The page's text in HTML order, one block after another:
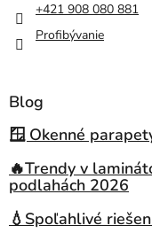
+421 908 080 881
Profibývanie
Blog
🪟 Okenné
🔥Trendy v
podlahách 2026
💧Spoľahlivé